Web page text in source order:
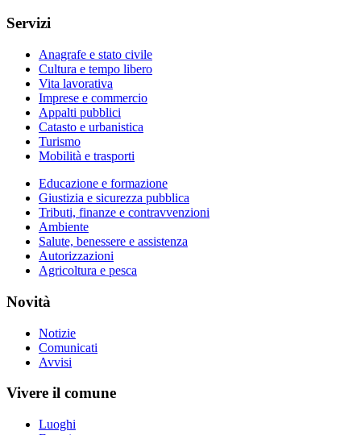
Servizi
Anagrafe e stato civile
Cultura e tempo libero
Vita lavorativa
Imprese e commercio
Appalti pubblici
Catasto e urbanistica
Turismo
Mobilità e trasporti
Educazione e formazione
Giustizia e sicurezza pubblica
Tributi, finanze e contravvenzioni
Ambiente
Salute, benessere e assistenza
Autorizzazioni
Agricoltura e pesca
Novità
Notizie
Comunicati
Avvisi
Vivere il comune
Luoghi